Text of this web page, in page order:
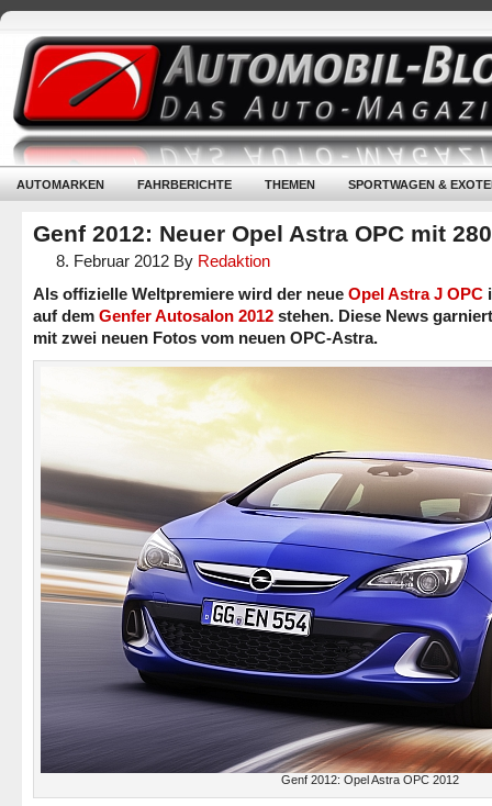
AUTOMARKEN FAHRBERICHTE THEMEN SPORTWAGEN &
Genf 2012: Neuer Opel Astra OPC mit
8. Februar 2012 By Redaktion
Als offizielle Weltpremiere wird der neue Opel Astra J OPC
auf dem Genfer Autosalon 2012 stehen. Diese News
mit zwei neuen Fotos vom neuen OPC-Astra.
Genf 2012: Opel Astra OPC 2012